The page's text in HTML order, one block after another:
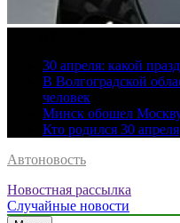
30 апреля: какой
В Волгоградской
человек
Минск обошел
Кто родился 30 апреля
Автоновость
Новостная рассылка
Случайные новости